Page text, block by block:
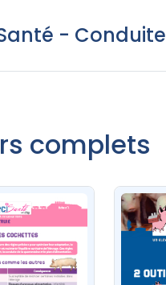
- Conduite
complets